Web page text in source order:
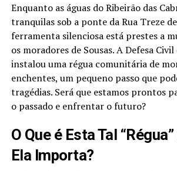
Enquanto as águas do Ribeirão das
tranquilas sob a ponte da Rua Treze
ferramenta silenciosa está prestes a
os moradores de Sousas. A Defesa
instalou uma régua comunitária de
enchentes, um pequeno passo que
tragédias. Será que estamos prontos
o passado e enfrentar o futuro?
O Que é Esta Tal
Ela Importa?